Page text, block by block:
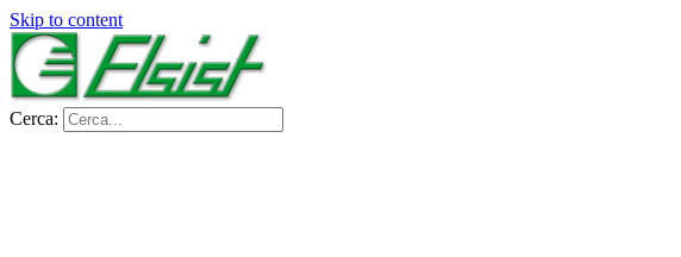
Skip to content
Cerca: